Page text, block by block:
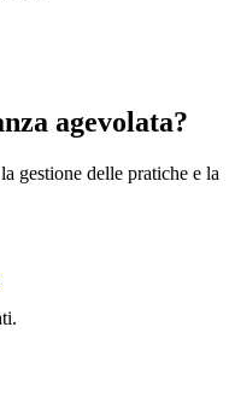
agevolata?
gestione delle pratiche e la